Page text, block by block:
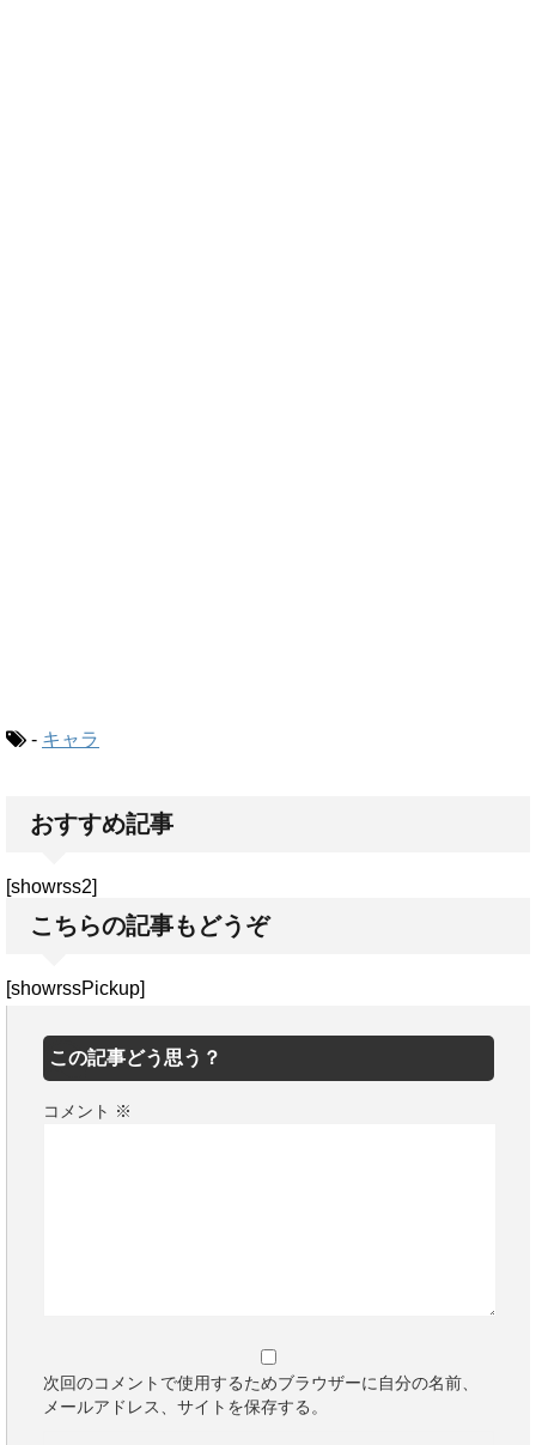
- キャラ
おすすめ記事
[showrss2]
こちらの記事もどうぞ
[showrssPickup]
この記事どう思う？
コメント ※
次回のコメントで使用するためブラウザーに自分の名前、
メールアドレス、サイトを保存する。